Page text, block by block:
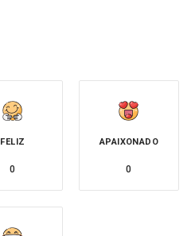
FELIZ
0
APAIXONADO
0